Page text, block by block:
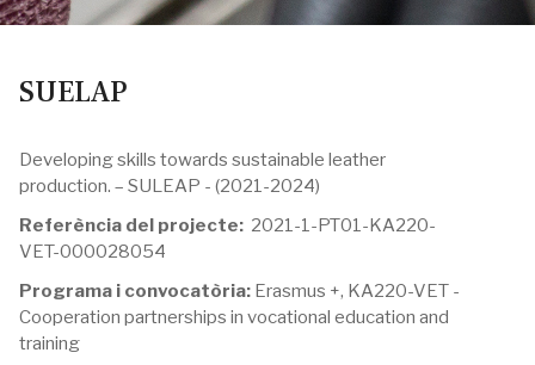
SUELAP
Developing skills towards sustainable leather
production. – SULEAP - (2021-2024)
Referència del projecte: 2021-1-PT01-KA220-
VET-000028054
Programa i convocatòria: Erasmus +, KA220-VET -
Cooperation partnerships in vocational education and
training